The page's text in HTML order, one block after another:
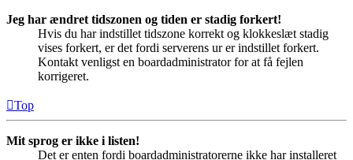
Jeg har ændret tidszonen og tiden er stadig forkert!
Hvis du har indstillet tidszone korrekt og klokkeslæt stadig
vises forkert, er det fordi serverens ur er indstillet forkert.
Kontakt venligst en boardadministrator for at få fejlen
korrigeret.
Top
Mit sprog er ikke i listen!
Det er enten fordi boardadministratorerne ikke har installeret